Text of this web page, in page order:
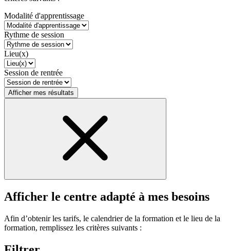
Modalité d'apprentissage
Rythme de session
Lieu(x)
Session de rentrée
Afficher mes résultats
Afficher le centre adapté à mes besoins
Afin d’obtenir les tarifs, le calendrier de la formation et le lieu de la
formation, remplissez les critères suivants :